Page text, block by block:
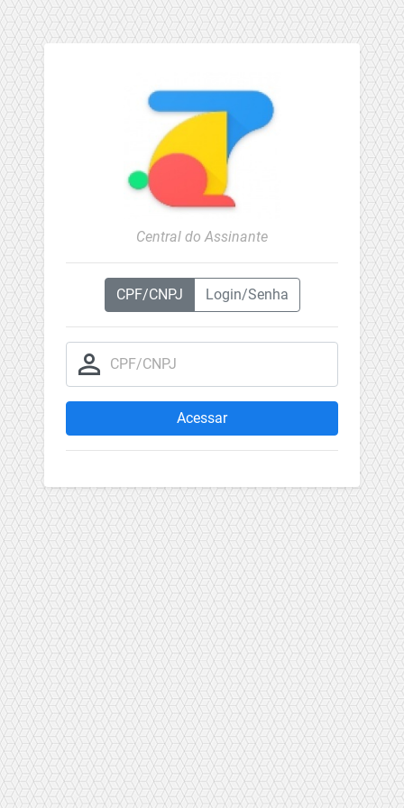
Central do Assinante
CPF/CNPJ Login/Senha
person_outline CPF/CNPJ
Acessar